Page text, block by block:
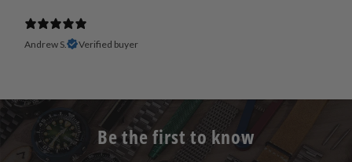
Andrew S. Verified buyer
Be the first to know